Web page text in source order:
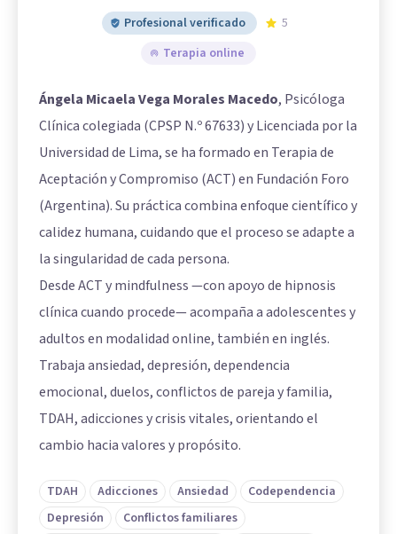
Profesional verificado
5
Terapia online
Ángela Micaela Vega Morales Macedo, Psicóloga
Clínica colegiada (CPSP N.º 67633) y Licenciada por la
Universidad de Lima, se ha formado en Terapia de
Aceptación y Compromiso (ACT) en Fundación Foro
(Argentina). Su práctica combina enfoque científico y
calidez humana, cuidando que el proceso se adapte a
la singularidad de cada persona.
Desde ACT y mindfulness —con apoyo de hipnosis
clínica cuando procede— acompaña a adolescentes y
adultos en modalidad online, también en inglés.
Trabaja ansiedad, depresión, dependencia
emocional, duelos, conflictos de pareja y familia,
TDAH, adicciones y crisis vitales, orientando el
cambio hacia valores y propósito.
TDAH Adicciones Ansiedad
Codependencia
Depresión
Conflictos familiares